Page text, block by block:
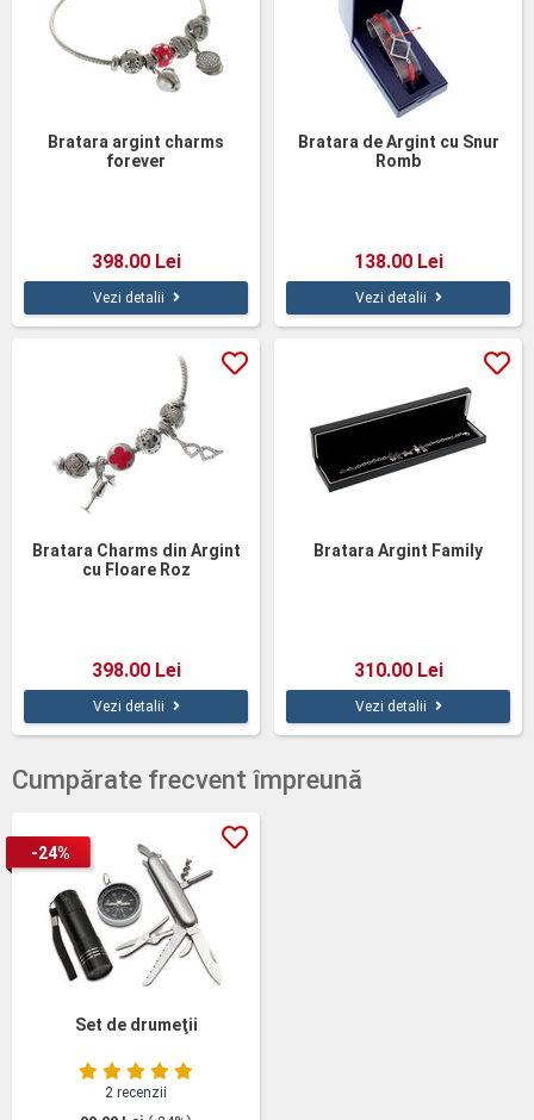
Bratara argint charms
forever
398.00 Lei
Vezi detalii
Bratara de Argint cu Snur
Romb
138.00 Lei
Vezi detalii
Bratara Charms din Argint
cu Floare Roz
398.00 Lei
Vezi detalii
Bratara Argint Family
310.00 Lei
Vezi detalii
Cumpărate frecvent împreună
Set de drumeţii
2 recenzii
-24%